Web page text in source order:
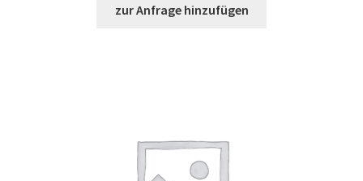
zur Anfrage hinzufügen